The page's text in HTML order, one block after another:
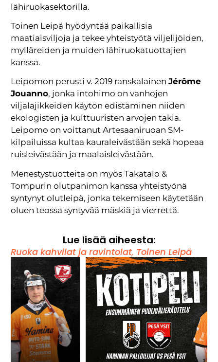
lähiruokasektorilla.
Toinen Leipä hyödyntää paikallisia
maatiaisviljoja ja tekee yhteistyötä viljelijöiden,
mylläreiden ja muiden lähiruokatuottajien
kanssa.
Leipomon perusti v. 2019 ranskalainenJérôme
Jouanno, jonka intohimo on vanhojen
viljalajikkeiden käytön edistäminen niiden
ekologisten ja kulttuuristen arvojen takia.
Leipomo on voittanut Artesaaniruoan SM-
kilpailuissa kultaa kauraleivästään sekä hopeaa
ruisleivästään ja maalaisleivästään.
Menestystuotteita on myös Takatalo &
Tompurin olutpanimon kanssa yhteistyönä
syntynyt olutleipä, jonka tekemiseen käytetään
oluen teossa syntyvää mäskiä ja vierrettä.
Lue lisää aiheesta:
Ruoka kahvilat ja ravintolat, Toinen Leipä